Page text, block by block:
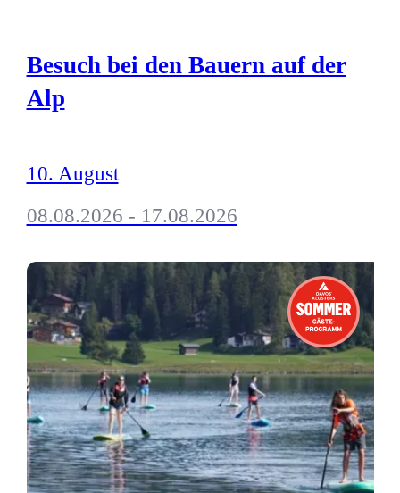
Besuch bei den Bauern auf der
Alp
10. August
08.08.2026 - 17.08.2026